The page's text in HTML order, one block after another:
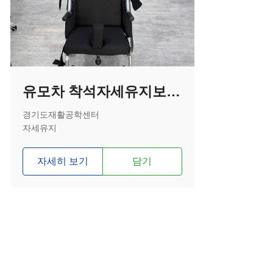
유모차 착석자세유지보조기기
경기도재활공학센터
자세유지
자세히 보기 담기